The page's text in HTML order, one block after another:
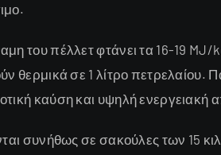
του πέλλετ φτάνει τα 16-19 MJ/
θερμικά σε 1 λίτρο
καύση και υψηλή ενεργειακή
συνήθως σε σακούλες των 15